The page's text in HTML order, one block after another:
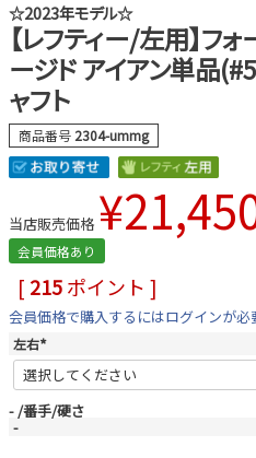
☆2023年モデル☆
【レフティー/左用】フ
ージド アイアン単品
ャフト
商品番号 2304-ummg
当店販売価格 ¥
会員価格あり
[ 215ポイント ]
会員価格で購入するにはログインが必
左右
(
必
須
- 番手/硬さ
-